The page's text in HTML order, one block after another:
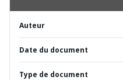
Auteur
Date du document
Type de document